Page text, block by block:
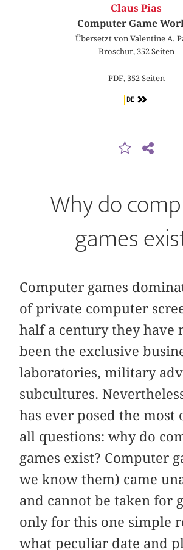
Claus Pias
Computer Game
Übersetzt von Valentine A.
Broschur, 352 Seiten
PDF, 352 Seiten
DE
Why do
games
Computer games
of private computer
half a century they have
been the exclusive
laboratories, military
subcultures.
has ever posed the most
all questions: why do
games exist? Computer
we know them) came
and cannot be taken for
only for this one simple
what peculiar date and